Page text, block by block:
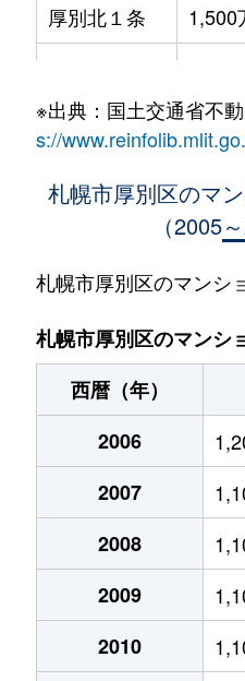
厚別北１条
1,500
厚別北３条
3,200
2,500
厚別中央１条
2,900
厚別中央１条
2,800
厚別中央１条
厚別中央１条
6,100
厚別中央１条
6,200
厚別中央１条
3,900
厚別中央１条
2,000
厚別中央１条
1,600
※出典：国土交通省不
s://
札幌市厚別区のマ
（2005
札幌市厚別区のマンシ
札幌市厚別区のマンシ
西暦（年）
2006
2007
2008
2009
2010